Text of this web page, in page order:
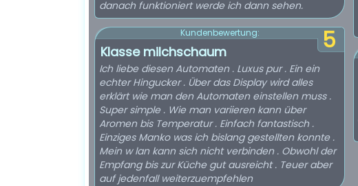
danach funktioniert werde ich dann sehen.
5
Kundenbewertung:
Klasse milchschaum
Ich liebe diesen Automaten . Luxus pur . Ein ein
echter Hingucker . Über das Display wird alles
erklärt wie man den Automaten einstellen muss .
Super simple . Wie man variieren kann über
Aromen bis Temperatur . Einfach fantastisch .
Einziges Manko was ich bislang gestellten konnte .
Mein w lan kann sich nicht verbinden . Obwohl der
Empfang bis zur Küche gut ausreicht . Teuer aber
auf jedenfall weiterzuempfehlen